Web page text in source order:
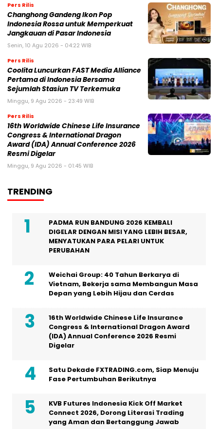
Pers Rilis
Changhong Gandeng Ikon Pop
Indonesia Rossa untuk Memperkuat
Jangkauan di Pasar Indonesia
Senin, 10 Agu 2026 - 04:22 WIB
Pers Rilis
Coolita Luncurkan FAST Media Alliance
Pertama di Indonesia Bersama
Sejumlah Stasiun TV Terkemuka
Minggu, 9 Agu 2026 - 23:49 WIB
Pers Rilis
16th Worldwide Chinese Life Insurance
Congress & International Dragon
Award (IDA) Annual Conference 2026
Resmi Digelar
Minggu, 9 Agu 2026 - 01:45 WIB
TRENDING
PADMA RUN BANDUNG 2026 KEMBALI
DIGELAR DENGAN MISI YANG LEBIH BESAR,
MENYATUKAN PARA PELARI UNTUK
PERUBAHAN
Weichai Group: 40 Tahun Berkarya di
Vietnam, Bekerja sama Membangun Masa
Depan yang Lebih Hijau dan Cerdas
16th Worldwide Chinese Life Insurance
Congress & International Dragon Award
(IDA) Annual Conference 2026 Resmi
Digelar
Satu Dekade FXTRADING.com, Siap Menuju
Fase Pertumbuhan Berikutnya
KVB Futures Indonesia Kick Off Market
Connect 2026, Dorong Literasi Trading
yang Aman dan Bertanggung Jawab